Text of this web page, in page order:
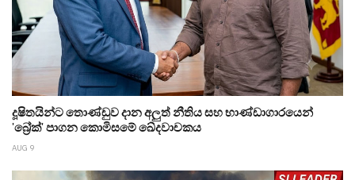
දූෂිතයින්ට තොණ්ඩුව දාන අලුත් නීතිය සහ භාණ්ඩාගාරයෙන්
'බ්‍රේක්' පාගන කොමිසමේ ඛේදවාචකය
AUG 9